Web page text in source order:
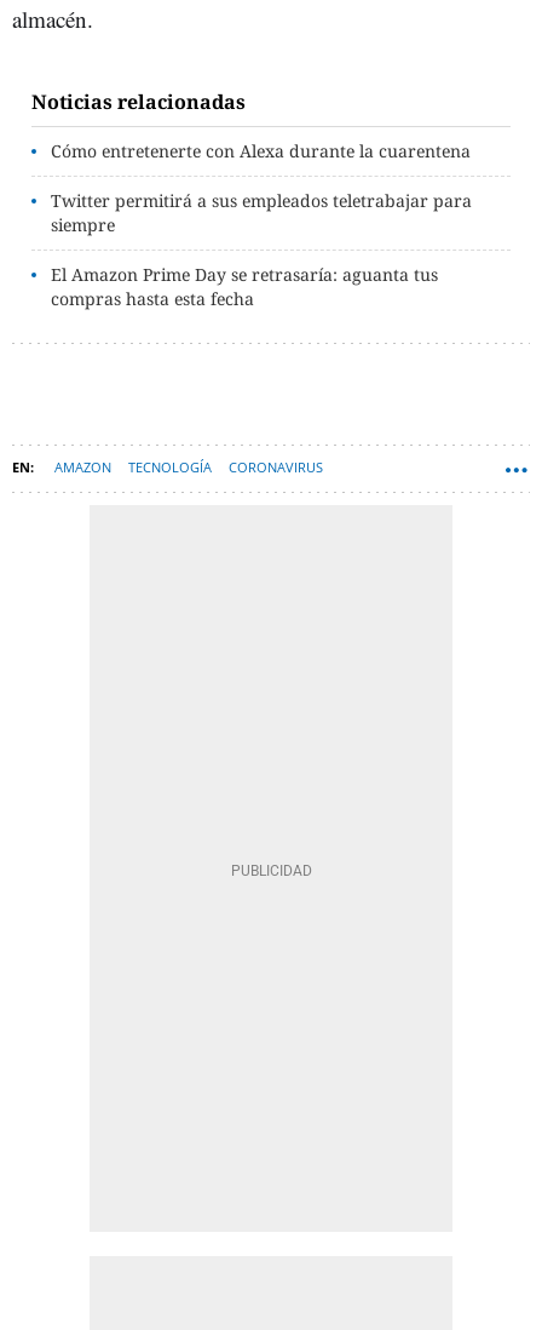
almacén.
Noticias relacionadas
Cómo entretenerte con Alexa durante la cuarentena
Twitter permitirá a sus empleados teletrabajar para
siempre
El Amazon Prime Day se retrasaría: aguanta tus
compras hasta esta fecha
AMAZON TECNOLOGÍA CORONAVIRUS